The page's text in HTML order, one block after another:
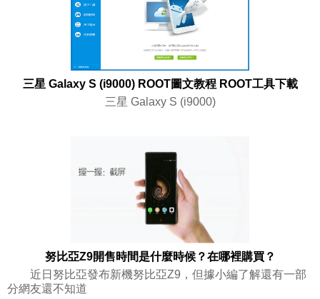
三星 Galaxy S (i9000) ROOT圖文教程 ROOT工具下載
三星 Galaxy S (i9000)
努比亞Z9開售時間是什麼時候？在哪裡購買？
近日努比亞發布新機努比亞Z9，但據小編了解還有一部
分網友還不知道